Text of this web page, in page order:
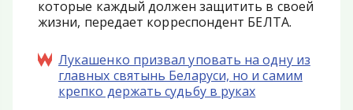
которые каждый должен защитить в своей
жизни, передает корреспондент БЕЛТА.
Лукашенко призвал уповать на одну из
главных святынь Беларуси, но и самим
крепко держать судьбу в руках